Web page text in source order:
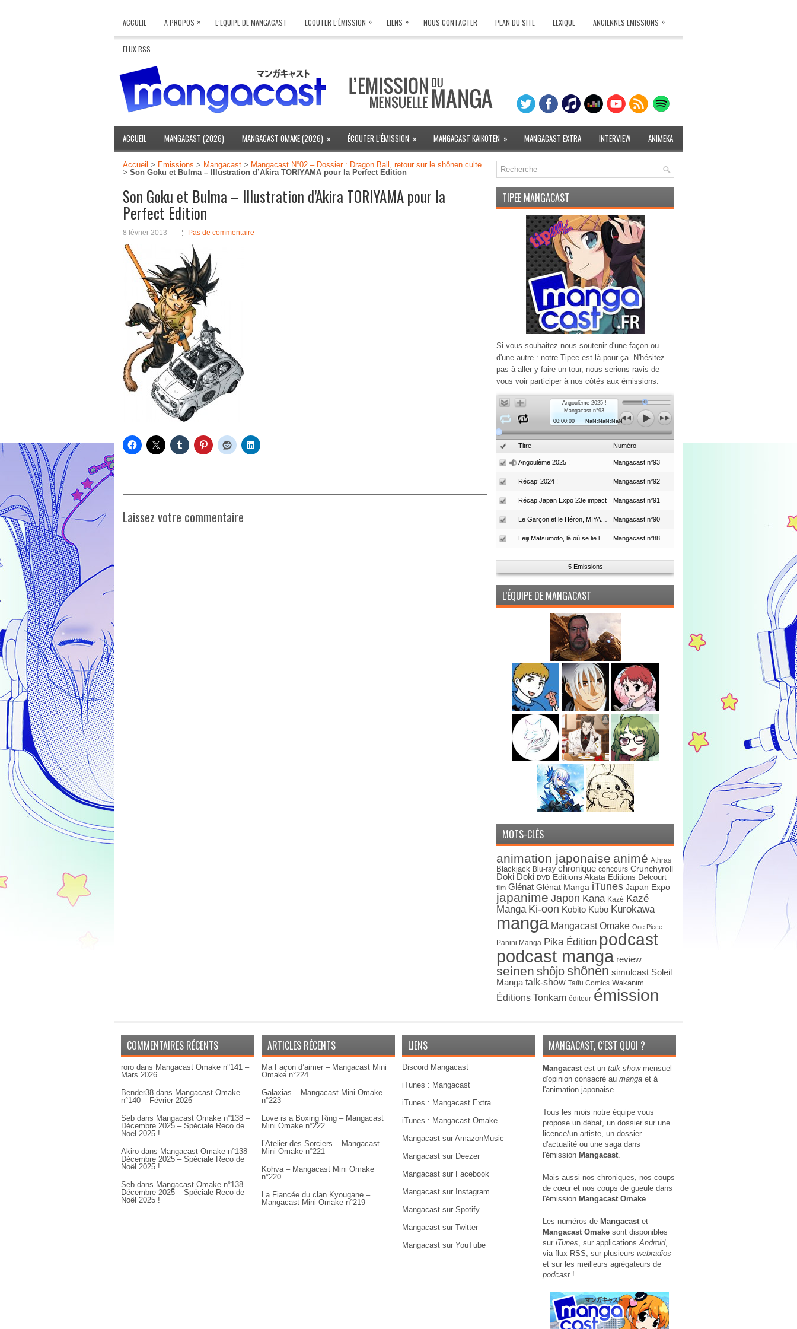
ACCUEIL A PROPOS » L’EQUIPE DE MANGACAST ECOUTER L’ÉMISSION » LIENS » NOUS CONTACTER PLAN DU SITE LEXIQUE ANCIENNES EMISSIONS »
FLUX RSS
ACCUEIL MANGACAST (2026) MANGACAST OMAKE (2026) » ÉCOUTER L’ÉMISSION » MANGACAST KAIKOTEN » MANGACAST EXTRA INTERVIEW ANIMEKA
Accueil > Emissions > Mangacast > Mangacast N°02 – Dossier : Dragon Ball, retour sur le shônen culte
> Son Goku et Bulma – Illustration d’Akira TORIYAMA pour la Perfect Edition
Son Goku et Bulma – Illustration d’Akira TORIYAMA pour la
Perfect Edition
8 février 2013 Pas de commentaire
Laissez votre commentaire
TIPEE MANGACAST
Si vous souhaitez nous soutenir d'une façon ou
d'une autre : notre Tipee est là pour ça. N'hésitez
pas à aller y faire un tour, nous serions ravis de
vous voir participer à nos côtés aux émissions.
Angoulême 2025 !
Mangacast n°93
00:00:00
NaN:NaN:NaN
Titre Numéro
Angoulême 2025 ! Mangacast n°93
Récap’ 2024 ! Mangacast n°92
Récap Japan Expo 23e impact Mangacast n°91
Mangacast n°90
Mangacast n°88
5 Emissions
L’ÉQUIPE DE MANGACAST
MOTS-CLÉS
animation japonaise animé Athras
Blackjack Blu-ray chronique concours Crunchyroll
Doki Doki DVD Editions Akata Editions Delcourt
film Glénat Glénat Manga iTunes Japan Expo
japanime Japon Kana Kazé Kazé
Manga Ki-oon Kobito Kubo Kurokawa
manga Mangacast Omake One Piece
Panini Manga Pika Édition podcast
podcast manga review
seinen shôjoshônen simulcast Soleil
Manga talk-show Taïfu Comics Wakanim
Éditions Tonkam éditeur émission
COMMENTAIRES RÉCENTS
roro dans Mangacast Omake n°141 –
Mars 2026
Bender38 dans Mangacast Omake
n°140 – Février 2026
Seb dans Mangacast Omake n°138 –
Décembre 2025 – Spéciale Reco de
Noël 2025 !
Akiro dans Mangacast Omake n°138 –
Décembre 2025 – Spéciale Reco de
Noël 2025 !
Seb dans Mangacast Omake n°138 –
Décembre 2025 – Spéciale Reco de
Noël 2025 !
ARTICLES RÉCENTS
Ma Façon d’aimer – Mangacast Mini
Omake n°224
Galaxias – Mangacast Mini Omake
n°223
Love is a Boxing Ring – Mangacast
Mini Omake n°222
l’Atelier des Sorciers – Mangacast
Mini Omake n°221
Kohva – Mangacast Mini Omake
n°220
La Fiancée du clan Kyougane –
Mangacast Mini Omake n°219
LIENS
Discord Mangacast
iTunes : Mangacast
iTunes : Mangacast Extra
iTunes : Mangacast Omake
Mangacast sur AmazonMusic
Mangacast sur Deezer
Mangacast sur Facebook
Mangacast sur Instagram
Mangacast sur Spotify
Mangacast sur Twitter
Mangacast sur YouTube
MANGACAST, C’EST QUOI ?
Mangacastest un talk-showmensuel
d'opinion consacré au manga et à
l'animation japonaise.
Tous les mois notre équipe vous
propose un débat, un dossier sur une
licence/un artiste, un dossier
d'actualité ou une saga dans
l'émission Mangacast.
Mais aussi nos chroniques, nos coups
de cœur et nos coups de gueule dans
l'émission Mangacast Omake.
Les numéros de Mangacastet
Mangacast Omake sont disponibles
sur iTunes, sur applicationsAndroid,
via flux RSS, sur plusieurs webradios
et sur les meilleurs agrégateurs de
podcast !